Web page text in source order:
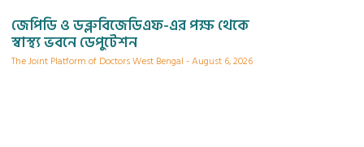
জেপিডি ও ডব্লুবিজেডিএফ-এর পক্ষ থেকে
স্বাস্থ্য ভবনে ডেপুটেশন
The Joint Platform of Doctors West Bengal August 6, 2026